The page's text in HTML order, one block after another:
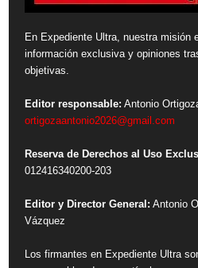
En Expediente Ultra, nuestra misión
información exclusiva y opiniones
objetivas.
Editor responsable: Antonio
ortigozaantonio2026@gmail.com
Reserva de Derechos al Uso
012416340200-203
Editor y Director General: Antonio
Vázquez
Los firmantes en Expediente Ultra